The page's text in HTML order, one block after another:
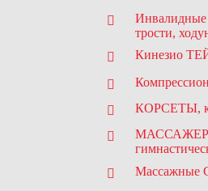
Инвалидные
трости,
Кинезио
КОРСЕТЫ,